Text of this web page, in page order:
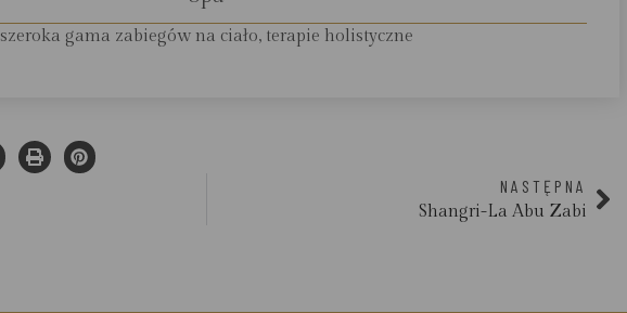
szeroka gama zabiegów na ciało, terapie holistyczne
NASTĘPNA
Shangri-La Abu Zabi